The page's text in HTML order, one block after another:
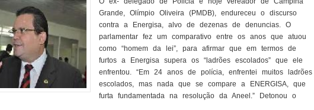
Grande, Olímpio Oliveira (PMDB), endureceu o discurso
contra a Energisa, alvo de dezenas de denuncias. O
parlamentar fez um comparativo entre os anos que atuou
como “homem da lei”, para afirmar que em termos de
furtos a Energisa supera os “ladrões escolados” que ele
enfrentou. “Em 24 anos de polícia, enfrentei muitos ladrões
escolados, mas nada que se compare a ENERGISA, que
furta fundamentada na resolução da Aneel.” Detonou o